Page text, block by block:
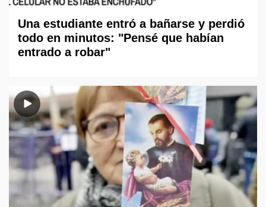
Una estudiante entró a bañarse y perdió
todo en minutos: "Pensé que habían
entrado a robar"